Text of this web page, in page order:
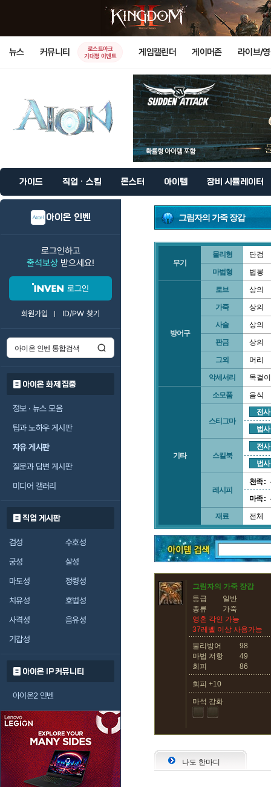
뉴스 커뮤니티
로스트아크
기대평 이벤트
게임캘린더 게이머존 라이브/
가이드 직업 · 스킬 몬스터 아이템 장비 시뮬레이터
아이온 인벤
로그인하고
출석보상 받으세요!
로그인
회원가입 ID/PW 찾기
아이온 화제 집중
정보 · 뉴스 모음
팁과 노하우 게시판
자유 게시판
질문과 답변 게시판
미디어 갤러리
직업 게시판
검성
수호성
궁성
살성
마도성
정령성
치유성
호법성
사격성
음유성
기갑성
아이온 IP 커뮤니티
아이온2 인벤
그림자의 가죽 장갑
무기
물리형 단검
마법형 법봉
방어구
로브 상의
가죽 상의
사슬 상의
판금 상의
그외 머리
악세서리 목걸이
기타
소모품 음식
스티그마
전사
법사
스킬북
전사
법사
레시피
천족 :
마족 :
재료 전체
그림자의 가죽 장갑
등급
일반
종류
가죽
영혼 각인 가능
37레벨 이상 사용가능
물리방어
98
마법 저항
49
회피
86
회피 +10
마석 강화
나도 한마디